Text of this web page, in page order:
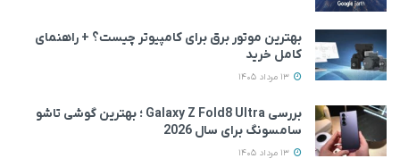
بهترین موتور برق برای کامپیوتر چیست؟ + راهنمای
کامل خرید
بررسی Galaxy Z Fold8 Ultra ؛ بهترین گوشی تاشو
سامسونگ برای سال 2026